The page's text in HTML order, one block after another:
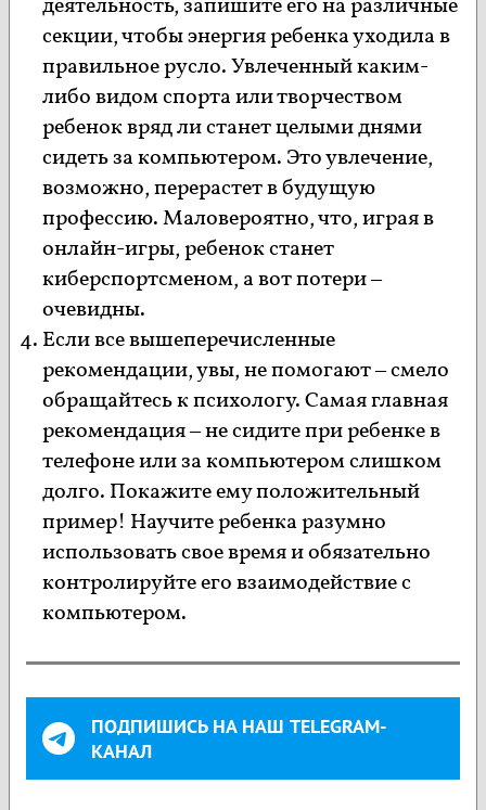
деятельность, запишите его на различные
секции, чтобы энергия ребенка уходила в
правильное русло. Увлеченный каким-
либо видом спорта или творчеством
ребенок вряд ли станет целыми днями
сидеть за компьютером. Это увлечение,
возможно, перерастет в будущую
профессию. Маловероятно, что, играя в
онлайн-игры, ребенок станет
киберспортсменом, а вот потери –
очевидны.
Если все вышеперечисленные
рекомендации, увы, не помогают – смело
обращайтесь к психологу. Самая главная
рекомендация – не сидите при ребенке в
телефоне или за компьютером слишком
долго. Покажите ему положительный
пример! Научите ребенка разумно
использовать свое время и обязательно
контролируйте его взаимодействие с
компьютером.
ПОДПИШИСЬ НА НАШ TELEGRAM-
КАНАЛ